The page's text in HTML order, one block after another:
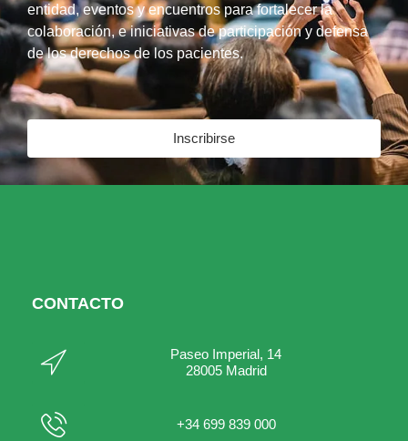
entidad, eventos y encuentros para fortalecer la
colaboración, e iniciativas de participación y defensa
de los derechos de los pacientes.
Inscribirse
CONTACTO
Paseo Imperial, 14
28005 Madrid
+34 699 839 000